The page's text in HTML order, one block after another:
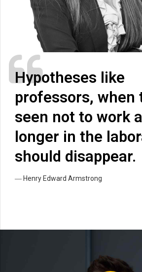
Hypotheses like
professors, when
seen not to work
longer in the
should disappear.
― Henry Edward Armstrong